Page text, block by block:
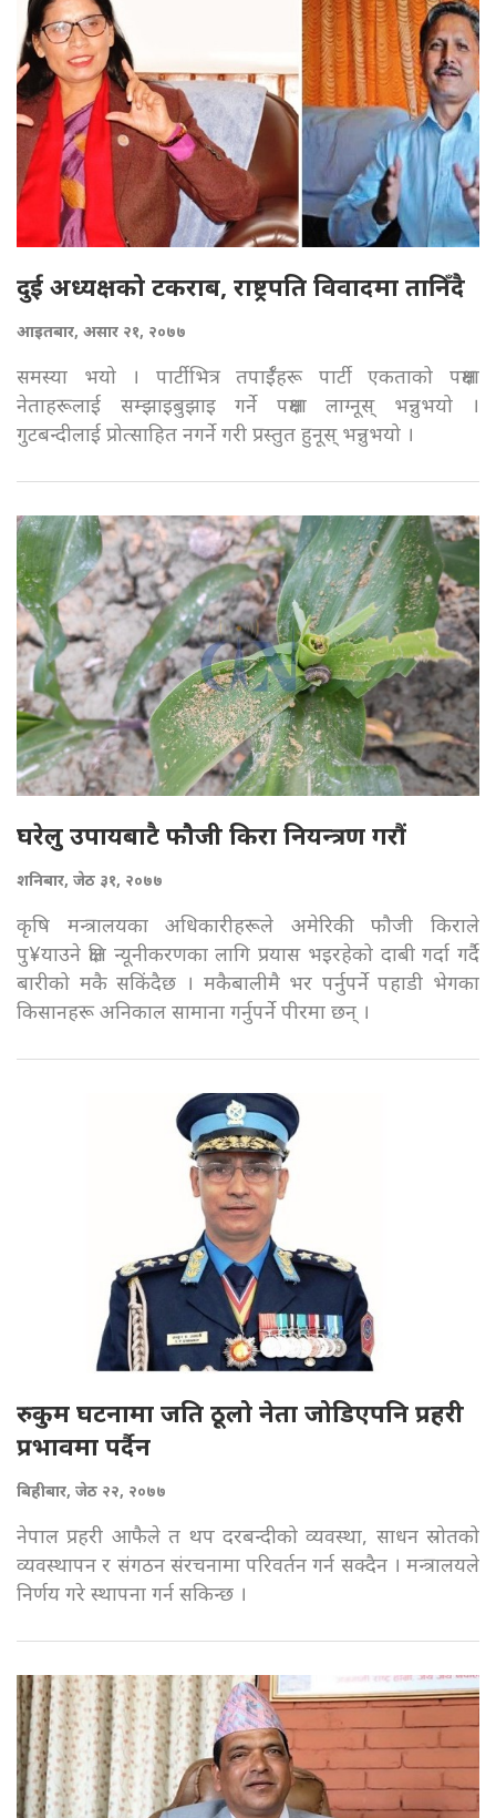
दुई अध्यक्षको टकराब, राष्ट्रपति विवादमा तानिँदै
आइतबार, असार २१, २०७७
समस्या भयो । पार्टीभित्र तपाईँहरू पार्टी एकताको पक्षमा
नेताहरूलाई सम्झाइबुझाइ गर्ने पक्षमा लाग्नूस् भन्नुभयो ।
गुटबन्दीलाई प्रोत्साहित नगर्ने गरी प्रस्तुत हुनूस् भन्नुभयो ।
घरेलु उपायबाटै फौजी किरा नियन्त्रण गरौं
शनिबार, जेठ ३१, २०७७
कृषि मन्त्रालयका अधिकारीहरूले अमेरिकी फौजी किराले
पु¥याउने क्षति न्यूनीकरणका लागि प्रयास भइरहेको दाबी गर्दा गर्दै
बारीको मकै सकिंदैछ । मकैबालीमै भर पर्नुपर्ने पहाडी भेगका
किसानहरू अनिकाल सामाना गर्नुपर्ने पीरमा छन् ।
रुकुम घटनामा जति ठूलो नेता जोडिएपनि प्रहरी
प्रभावमा पर्दैन
बिहीबार, जेठ २२, २०७७
नेपाल प्रहरी आफैले त थप दरबन्दीको व्यवस्था, साधन स्रोतको
व्यवस्थापन र संगठन संरचनामा परिवर्तन गर्न सक्दैन । मन्त्रालयले
निर्णय गरे स्थापना गर्न सकिन्छ ।